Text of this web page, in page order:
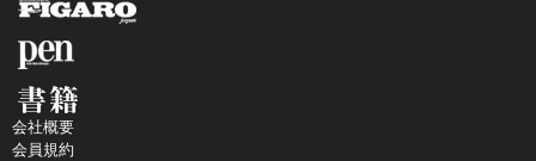
会社概要
会員規約